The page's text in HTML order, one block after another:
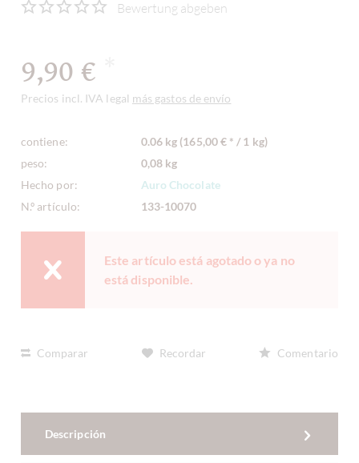
Bewertung abgeben
9,90 €
Precios incl. IVA legal más gastos de envío
contiene:
0.06 kg (165,00 € * / 1 kg)
peso:
0,08 kg
Hecho por:
Auro Chocolate
N.º artículo:
133-10070
Este artículo está agotado o ya no
está disponible.
Comparar Recordar Comentario
Descripción